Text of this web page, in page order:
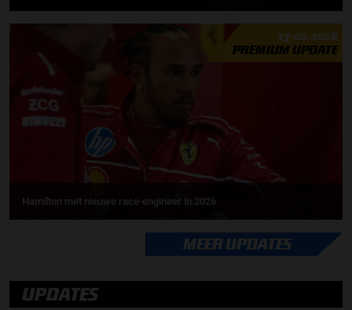
17-01-2026
PREMIUM UPDATE
Hamilton met nieuwe race-engineer in 2026
MEER UPDATES
UPDATES